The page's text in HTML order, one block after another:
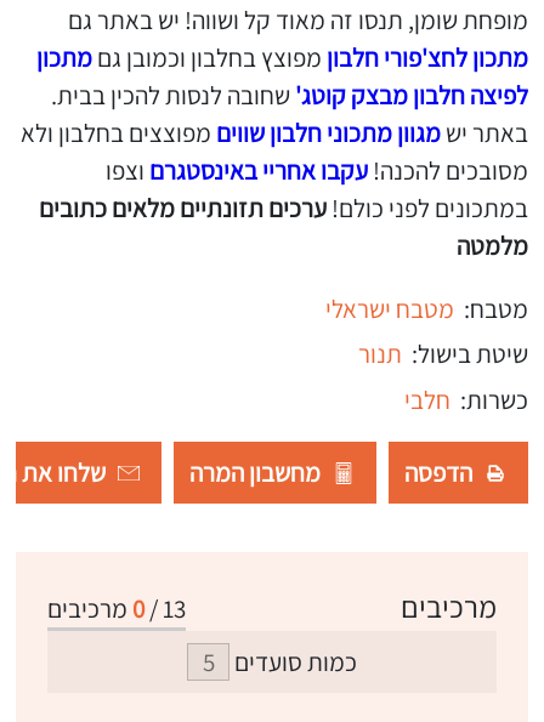
מופחת שומן, תנסו זה מאוד קל ושווה! יש באתר גם
מתכון לחצ'פורי חלבון מפוצץ בחלבון וכמובן גםמתכון
לפיצה חלבון מבצק קוטג' שחובה לנסות להכין בבית.
באתר ישמגוון מתכוני חלבון שווים מפוצצים בחלבון ולא
מסובכים להכנה! עקבו אחריי באינסטגרם וצפו
במתכונים לפני כולם! ערכים תזונתיים מלאים כתובים
מלמטה
מטבח: מטבח ישראלי
שיטת בישול: תנור
כשרות: חלבי
הדפסה מחשבון המרה שלחו את
13
/
0 מרכיבים מרכיבים
כמות סועדים